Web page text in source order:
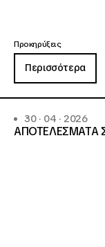
Προκηρύξεις
Περισσότερα
30 · 04 · 2026
ΑΠΟΤΕΛΕΣΜΑΤΑ